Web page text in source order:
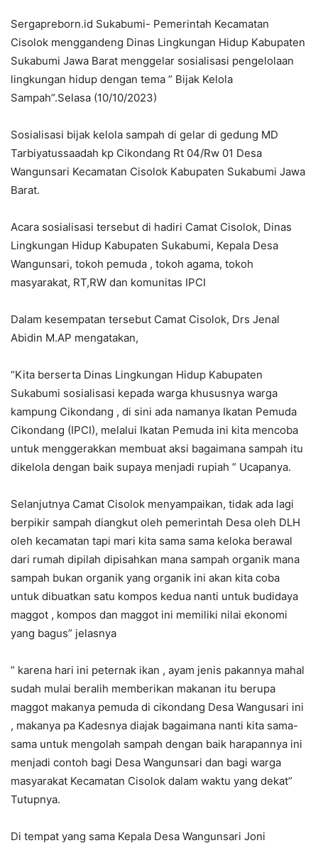
Sergapreborn.id Sukabumi- Pemerintah Kecamatan
Cisolok menggandeng Dinas Lingkungan Hidup Kabupaten
Sukabumi Jawa Barat menggelar sosialisasi pengelolaan
lingkungan hidup dengan tema ” Bijak Kelola
Sampah”.Selasa (10/10/2023)
Sosialisasi bijak kelola sampah di gelar di gedung MD
Tarbiyatussaadah kp Cikondang Rt 04/Rw 01 Desa
Wangunsari Kecamatan Cisolok Kabupaten Sukabumi Jawa
Barat.
Acara sosialisasi tersebut di hadiri Camat Cisolok, Dinas
Lingkungan Hidup Kabupaten Sukabumi, Kepala Desa
Wangunsari, tokoh pemuda , tokoh agama, tokoh
masyarakat, RT,RW dan komunitas IPCI
Dalam kesempatan tersebut Camat Cisolok, Drs Jenal
Abidin M.AP mengatakan,
“Kita berserta Dinas Lingkungan Hidup Kabupaten
Sukabumi sosialisasi kepada warga khususnya warga
kampung Cikondang , di sini ada namanya Ikatan Pemuda
Cikondang (IPCI), melalui Ikatan Pemuda ini kita mencoba
untuk menggerakkan membuat aksi bagaimana sampah itu
dikelola dengan baik supaya menjadi rupiah ” Ucapanya.
Selanjutnya Camat Cisolok menyampaikan, tidak ada lagi
berpikir sampah diangkut oleh pemerintah Desa oleh DLH
oleh kecamatan tapi mari kita sama sama keloka berawal
dari rumah dipilah dipisahkan mana sampah organik mana
sampah bukan organik yang organik ini akan kita coba
untuk dibuatkan satu kompos kedua nanti untuk budidaya
maggot , kompos dan maggot ini memiliki nilai ekonomi
yang bagus” jelasnya
” karena hari ini peternak ikan , ayam jenis pakannya mahal
sudah mulai beralih memberikan makanan itu berupa
maggot makanya pemuda di cikondang Desa Wangusari ini
, makanya pa Kadesnya diajak bagaimana nanti kita sama-
sama untuk mengolah sampah dengan baik harapannya ini
menjadi contoh bagi Desa Wangunsari dan bagi warga
masyarakat Kecamatan Cisolok dalam waktu yang dekat”
Tutupnya.
Di tempat yang sama Kepala Desa Wangunsari Joni